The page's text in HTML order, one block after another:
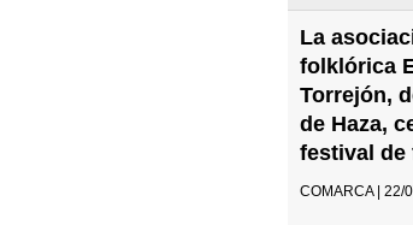
La
folklórica
Torrejón,
de Haza,
festival de
COMARCA | 22/